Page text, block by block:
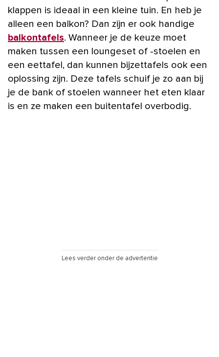
klappen is ideaal in een kleine tuin. En heb je
alleen een balkon? Dan zijn er ook handige
balkontafels. Wanneer je de keuze moet
maken tussen een loungeset of -stoelen en
een eettafel, dan kunnen bijzettafels ook een
oplossing zijn. Deze tafels schuif je zo aan bij
je de bank of stoelen wanneer het eten klaar
is en ze maken een buitentafel overbodig.
Lees verder onder de advertentie